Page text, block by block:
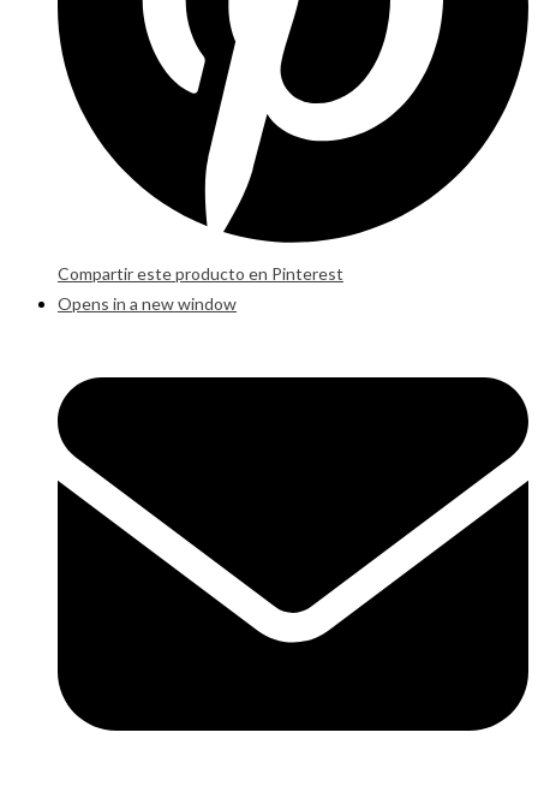
Compartir este producto en Pinterest
Opens in a new window